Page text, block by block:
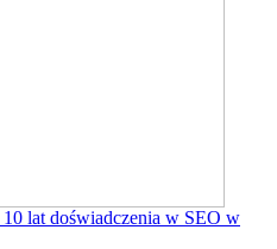
10 lat doświadczenia w SEO w